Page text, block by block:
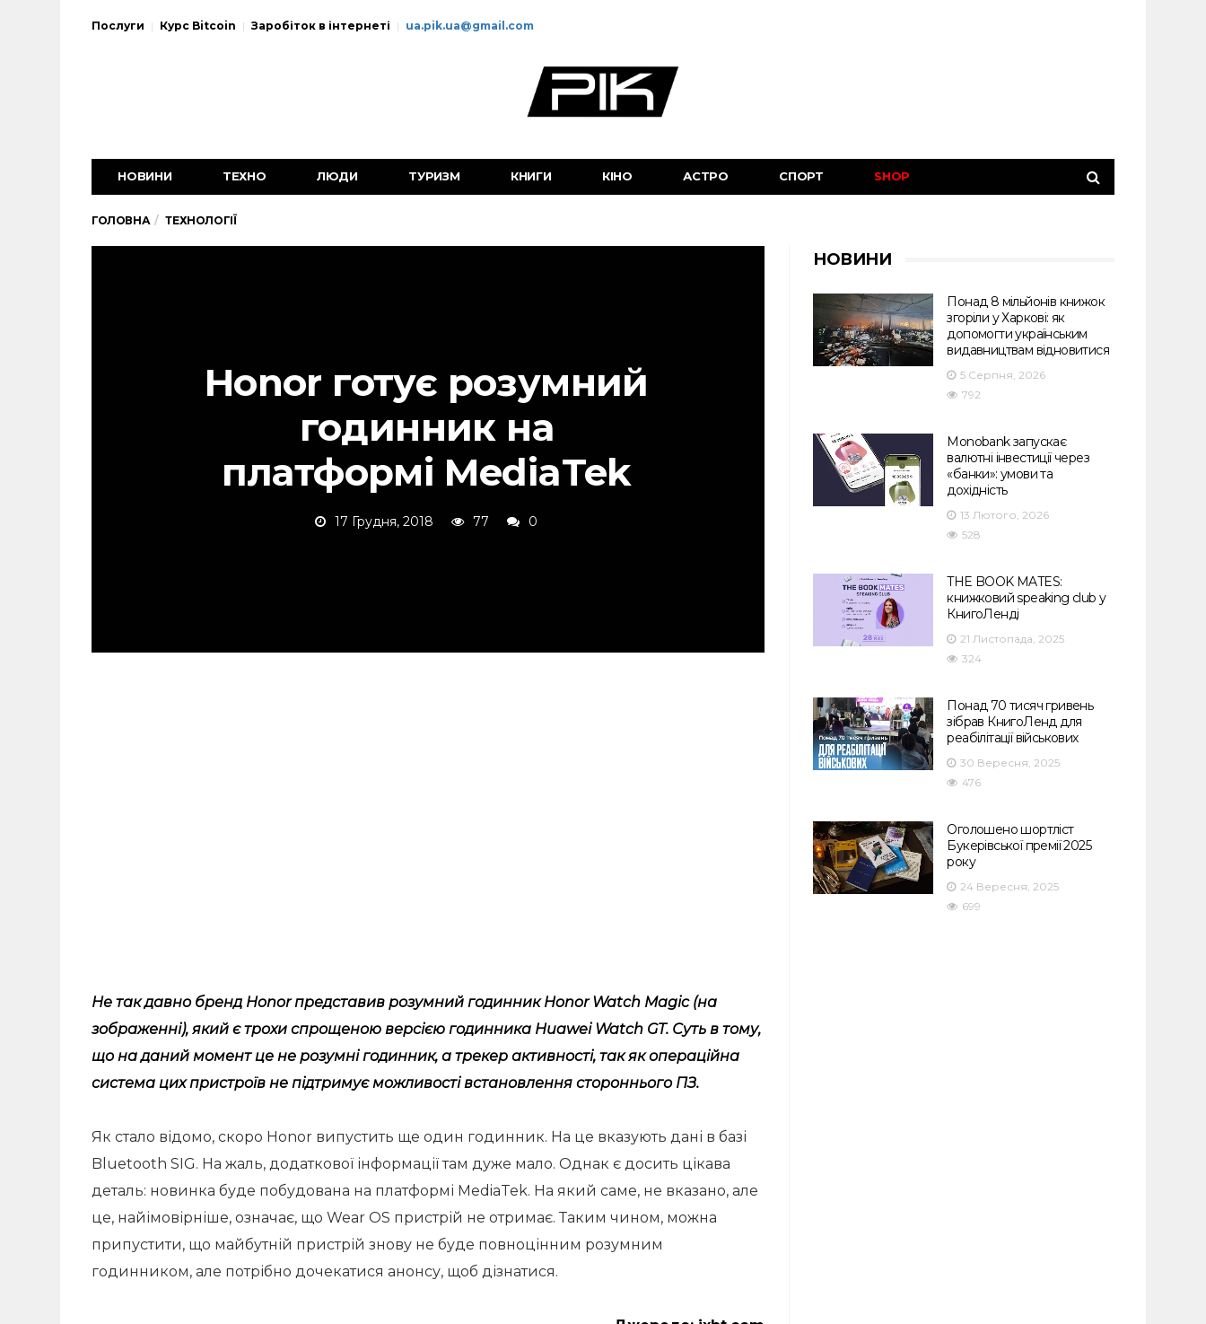
Послуги Курс Bitcoin Заробіток в інтернеті ua.pik.ua@gmail.com
НОВИНИ ТЕХНО ЛЮДИ ТУРИЗМ КНИГИ КІНО АСТРО СПОРТ SHOP
ГОЛОВНА ТЕХНОЛОГІЇ
Honor готує розумний
годинник на
платформі MediaTek
17 Грудня, 2018 77 0
Не так давно бренд Honor представив розумний годинник Honor Watch Magic (на
зображенні), який є трохи спрощеною версією годинника Huawei Watch GT. Суть в тому,
що на даний момент це не розумні годинник, а трекер активності, так як операційна
система цих пристроїв не підтримує можливості встановлення стороннього ПЗ.
Як стало відомо, скоро Honor випустить ще один годинник. На це вказують дані в базі
Bluetooth SIG. На жаль, додаткової інформації там дуже мало. Однак є досить цікава
деталь: новинка буде побудована на платформі MediaTek. На який саме, не вказано, але
це, найімовірніше, означає, що Wear OS пристрій не отримає. Таким чином, можна
припустити, що майбутній пристрій знову не буде повноцінним розумним
годинником, але потрібно дочекатися анонсу, щоб дізнатися.
НОВИНИ
Понад 8 мільйонів книжок
згоріли у Харкові: як
допомогти українським
видавництвам відновитися
5 Серпня, 2026
792
Monobank запускає
валютні інвестиції через
«банки»: умови та
дохідність
13 Лютого, 2026
528
THE BOOK MATES:
книжковий speaking club у
КнигоЛенді
21 Листопада, 2025
324
Понад 70 тисяч гривень
зібрав КнигоЛенд для
реабілітації військових
30 Вересня, 2025
476
Оголошено шортліст
Букерівської премії 2025
року
24 Вересня, 2025
699